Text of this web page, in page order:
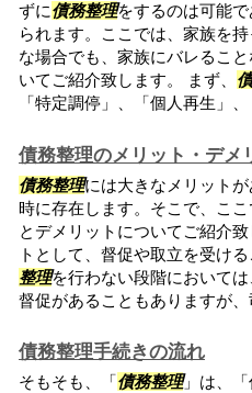
ずに債務整理をするのは可能
られます。ここでは、家族を
な場合でも、家族にバレること
いてご紹介致します。 まず、
「特定調停」、「個人再生」
債務整理のメリット・デメ
債務整理には大きなメリット
時に存在します。そこで、ここ
とデメリットについてご紹介
トとして、督促や取立を受け
整理を行わない段階において
督促があることもありますが
債務整理手続きの流れ
そもそも、「債務整理」は、「